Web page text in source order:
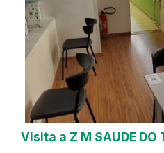
Visita a Z M SAUDE DO